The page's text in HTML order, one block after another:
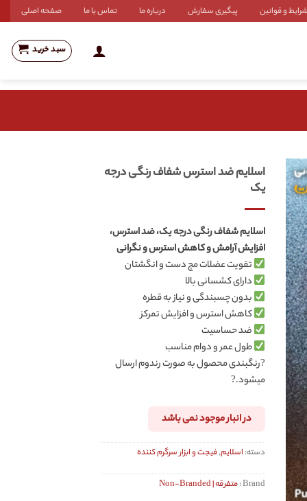
و قوانین پیگیری سفارش درباره ما تماس با ما صفحه اصلی
سبد خرید
اسلایم ضد استرس شفاف رنگی درجه
یک
اسلایم شفاف رنگی درجه یک، ضد استرس،
افزایش آرامش و کاهش استرس و نگرانی
تقویت عضلات مچ دست و انگشتان
دارای کشسانی بالا
بدون چسبندگی و نیاز به قطره
کاهش استرس و افزایش تمرکز
ضد حساسیت
طول عمر و دوام مناسب
?رنگبندی محصول به صورت رندوم ارسال
میشود.?
در انبار موجود نمی باشد
دسته: اسلایم,فیجت و ابزار سرگرم کننده
Brand : متفرقه | Non-Branded